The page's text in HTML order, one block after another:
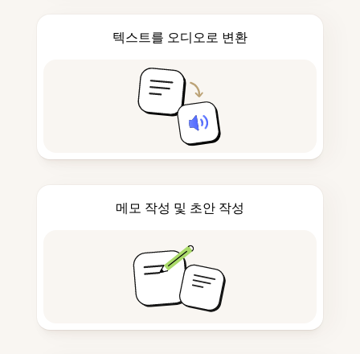
텍스트를 오디오로 변환
메모 작성 및 초안 작성